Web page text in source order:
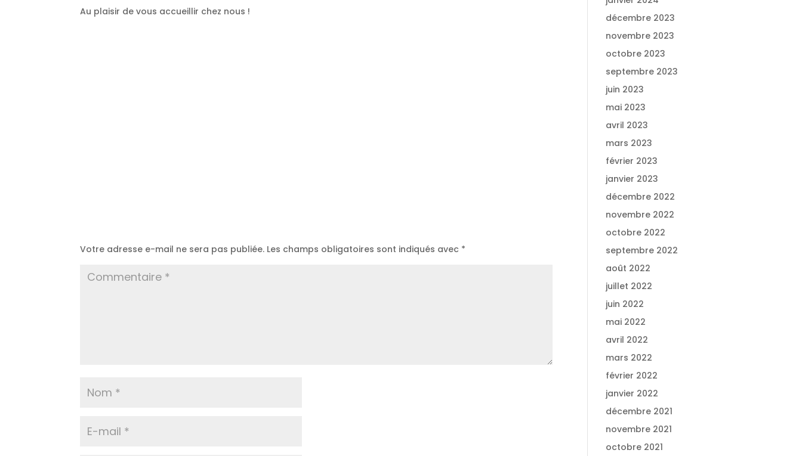
Au plaisir de vous accueillir chez nous !
Votre adresse e-mail ne sera pas publiée. Les champs obligatoires sont indiqués avec *
décembre 2023
novembre 2023
octobre 2023
septembre 2023
juin 2023
mai 2023
avril 2023
mars 2023
février 2023
janvier 2023
décembre 2022
novembre 2022
octobre 2022
septembre 2022
août 2022
juillet 2022
juin 2022
mai 2022
avril 2022
mars 2022
février 2022
janvier 2022
décembre 2021
novembre 2021
octobre 2021